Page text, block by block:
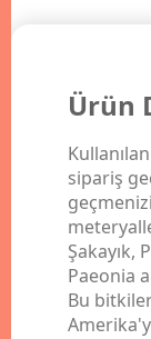
Ürün
sipariş
Şakayık,
Paeonia
Bu